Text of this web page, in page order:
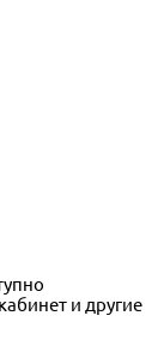
и другие